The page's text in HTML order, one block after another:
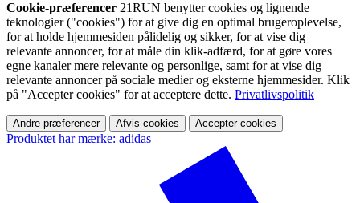
Cookie-præferencer 21RUN benytter cookies og lignende
teknologier ("cookies") for at give dig en optimal brugeroplevelse,
for at holde hjemmesiden pålidelig og sikker, for at vise dig
relevante annoncer, for at måle din klik-adfærd, for at gøre vores
egne kanaler mere relevante og personlige, samt for at vise dig
relevante annoncer på sociale medier og eksterne hjemmesider. Klik
på "Accepter cookies" for at acceptere dette. Privatlivspolitik
Andre præferencer Afvis cookies Accepter cookies
Produktet har mærke: adidas